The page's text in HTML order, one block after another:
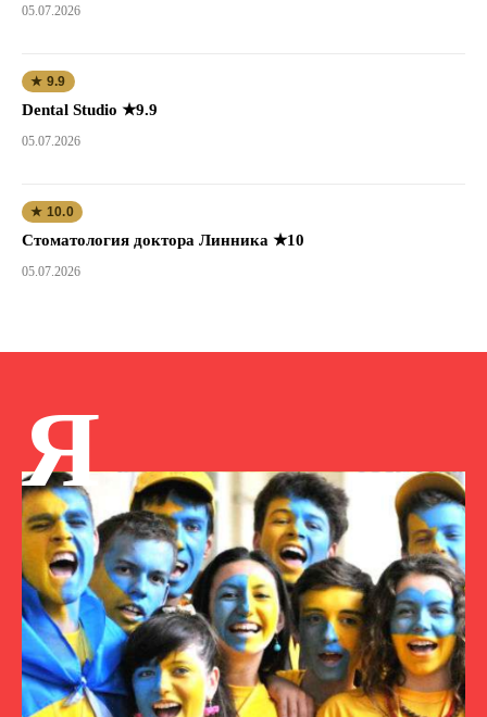
05.07.2026
★ 9.9
Dental Studio ★9.9
05.07.2026
★ 10.0
Стоматология доктора Линника ★10
05.07.2026
Я